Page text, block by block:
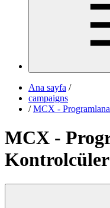
Ana sayfa /
campaigns
/ MCX -
MCX -
Kontrolcüler